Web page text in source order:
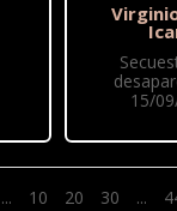
15/
... 10 20 30 ...